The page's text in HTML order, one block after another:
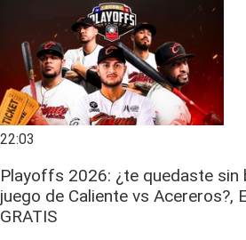
22:03
Playoffs 2026: ¿te quedaste sin
juego de Caliente vs Acereros?,
GRATIS